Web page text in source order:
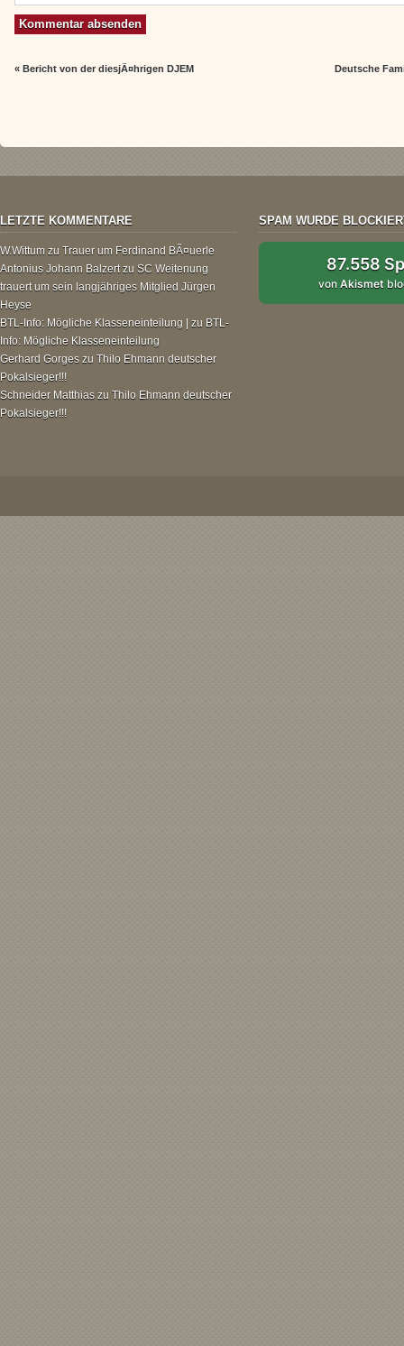
«Bericht von der diesjÃ¤hrigen DJEM Deutsche
LETZTE KOMMENTARE
W.Wittum zu Trauer um Ferdinand BÃ¤uerle
Antonius Johann Balzertzu SC Weitenung
trauert um sein langjähriges Mitglied Jürgen
Heyse
BTL-Info: Mögliche Klasseneinteilung | zu BTL-
Info: Mögliche Klasseneinteilung
Gerhard Gorges zu Thilo Ehmann deutscher
Pokalsieger!!!
Schneider Matthias zu Thilo Ehmann deutscher
Pokalsieger!!!
SPAM WURDE
87.558
vonAkismet